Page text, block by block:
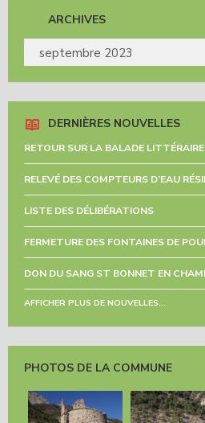
ARCHIVES
DERNIÈRES NOUVELLES
RETOUR SUR LA BALADE LITTÉRAIRE
RELEVÉ DES COMPTEURS D’EAU
LISTE DES DÉLIBÉRATIONS
FERMETURE DES FONTAINES DE
DON DU SANG ST BONNET EN
AFFICHER PLUS DE NOUVELLES...
PHOTOS DE LA COMMUNE